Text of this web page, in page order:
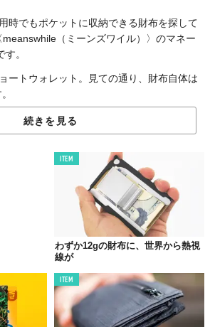
時でもポケットに収納できる財布を探して
（ミーンズワイル）〉のマネー
。
ートウォレット。見ての通り、財布自体は
ちろんのこと、Tシャツの胸ポケットに入
なっています。
ろいろあると思いますが、マネークリップ
開いて小銭まで収納できます（写真下参
と小銭を分けて持ちたくないので、これは
ッと札を留められるようにもなっていま
とで、必要な枚数だけサッと取り出すこと
れでいて革がコードバンというのが最大
せん。そもそも僕はスーツに合わせる財布
薄い」と同じぐらい「上質である」ことも
続きを見る
ITEM
わずか12gの財布に、世界から熱視
線が
ITEM